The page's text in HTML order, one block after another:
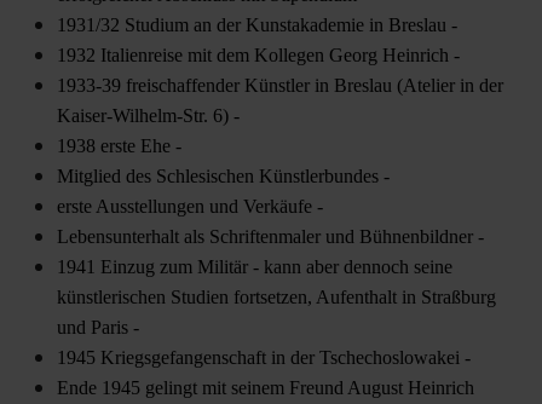
1931/32 Studium an der Kunstakademie in Breslau -
1932 Italienreise mit dem Kollegen Georg Heinrich -
1933-39 freischaffender Künstler in Breslau (Atelier in der
Kaiser-Wilhelm-Str. 6) -
1938 erste Ehe -
Mitglied des Schlesischen Künstlerbundes -
erste Ausstellungen und Verkäufe -
Lebensunterhalt als Schriftenmaler und Bühnenbildner -
1941 Einzug zum Militär - kann aber dennoch seine
künstlerischen Studien fortsetzen, Aufenthalt in Straßburg
und Paris -
1945 Kriegsgefangenschaft in der Tschechoslowakei -
Ende 1945 gelingt mit seinem Freund August Heinrich